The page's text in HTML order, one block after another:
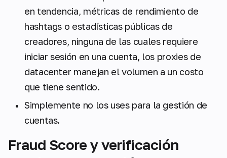
en tendencia, métricas de rendimiento de
hashtags o estadísticas públicas de
creadores, ninguna de las cuales requiere
iniciar sesión en una cuenta, los proxies de
datacenter manejan el volumen a un costo
que tiene sentido.
Simplemente no los uses para la gestión de
cuentas.
Fraud Score y verificación